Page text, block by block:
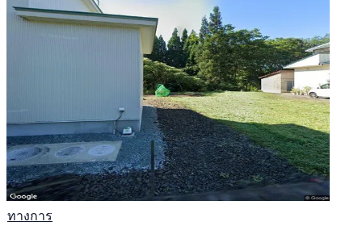
ทางการ